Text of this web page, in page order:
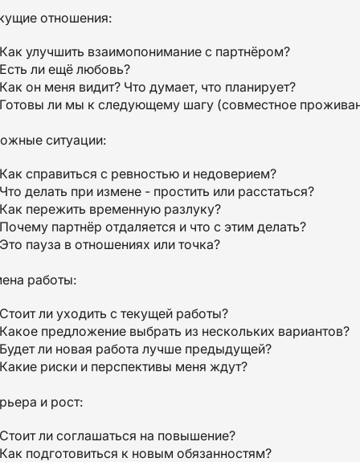
отношения:
Как улучшить взаимопонимание с партнёром?
Есть ли ещё любовь?
Как он меня видит? Что думает, что планирует?
Готовы ли мы к следующему шагу (совместное
ситуации:
Как справиться с ревностью и недоверием?
Что делать при измене - простить или расстаться?
Как пережить временную разлуку?
Почему партнёр отдаляется и что с этим делать?
Это пауза в отношениях или точка?
работы:
Стоит ли уходить с текущей работы?
Какое предложение выбрать из нескольких вариантов?
Будет ли новая работа лучше предыдущей?
Какие риски и перспективы меня ждут?
и рост:
Стоит ли соглашаться на повышение?
Как подготовиться к новым обязанностям?